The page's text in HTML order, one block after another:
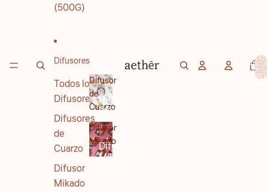
(500G)
Difusores
Todos los
Difusores
Difusores
de
Cuarzo
Difusor
Mikado
Difusor
de
Cuarzo
Difusor
de
Cuarzo
Difusor
Mikado
Difusor
Mikado
TOTAL
EN EL